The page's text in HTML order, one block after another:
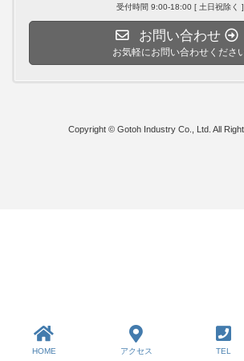
受付時間 9:00-18:00 [ 土日祝除く ]
お問い合わせ
お気軽にお問い合わせくださ
Copyright © Gotoh Industry Co., Ltd. All
HOME アクセス TEL